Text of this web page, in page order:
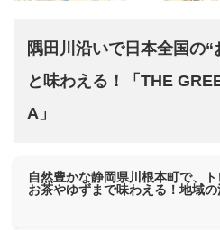
隅田川沿いで日本全国の
と味わえる！「THE
A」
自然豊かな静岡県川根本町で、ト
お茶やゆずまで味わえる！地域